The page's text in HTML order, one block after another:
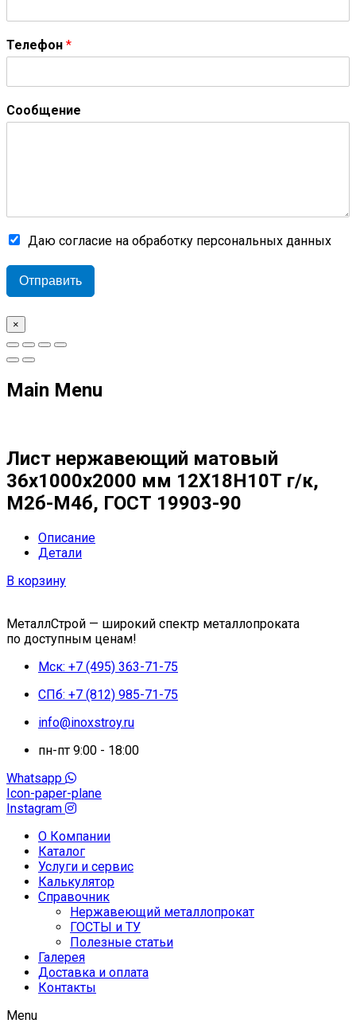
Телефон *
Сообщение
Даю согласие на обработку персональных данных
Отправить
×
Main Menu
Лист нержавеющий матовый
36х1000х2000 мм 12Х18Н10Т г/к,
М2б-М4б, ГОСТ 19903-90
Описание
Детали
В корзину
МеталлСтрой — широкий спектр металлопроката
по доступным ценам!
Мск: +7 (495) 363-71-75
СПб: +7 (812) 985-71-75
info@inoxstroy.ru
пн-пт 9:00 - 18:00
Whatsapp
Icon-paper-plane
Instagram
О Компании
Каталог
Услуги и сервис
Калькулятор
Справочник
Нержавеющий металлопрокат
ГОСТЫ и ТУ
Полезные статьи
Галерея
Доставка и оплата
Контакты
Menu